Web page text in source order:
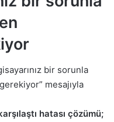
bir sorunla
mesajıyla
hatası çözümü;